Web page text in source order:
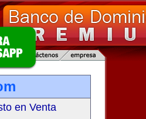
en Venta